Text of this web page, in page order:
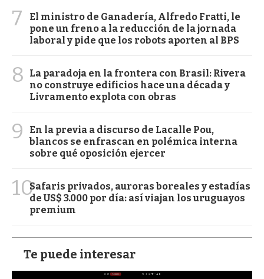
7
El ministro de Ganadería, Alfredo Fratti, le
pone un freno a la reducción de la jornada
laboral y pide que los robots aporten al BPS
8
La paradoja en la frontera con Brasil: Rivera
no construye edificios hace una década y
Livramento explota con obras
9
En la previa a discurso de Lacalle Pou,
blancos se enfrascan en polémica interna
sobre qué oposición ejercer
10Safaris privados, auroras boreales y estadías
de US$ 3.000 por día: así viajan los uruguayos
premium
Te puede interesar